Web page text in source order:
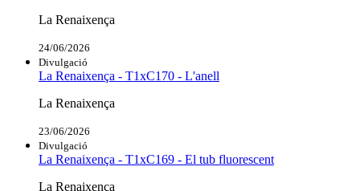
La Renaixença
24/06/2026
Divulgació
La Renaixença - T1xC170 - L'anell
La Renaixença
23/06/2026
Divulgació
La Renaixença - T1xC169 - El tub fluorescent
La Renaixença